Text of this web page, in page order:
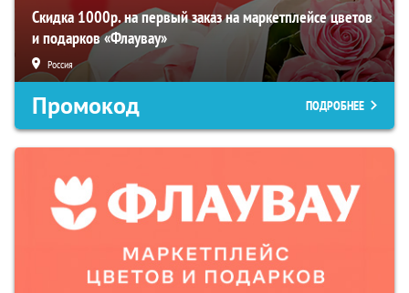
Скидка 1000р. на первый заказ на маркетплейсе цветов
и подарков «Флаувау»
Россия
Промокод ПОДРОБНЕЕ